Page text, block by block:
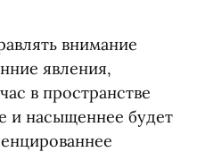
внимание
явления,
в пространстве
и насыщеннее будет